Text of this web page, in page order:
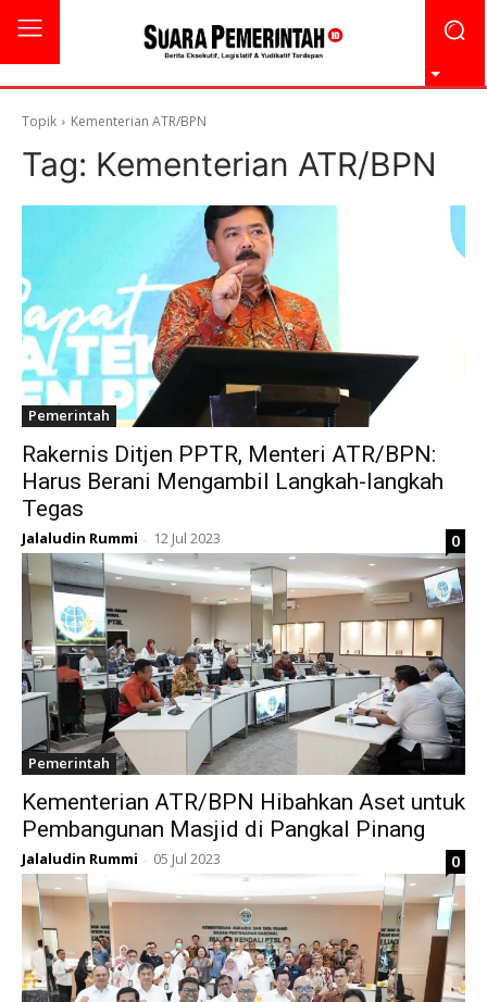
Topik Kementerian ATR/BPN
Tag: Kementerian ATR/BPN
Pemerintah
Rakernis Ditjen PPTR, Menteri ATR/BPN:
Harus Berani Mengambil Langkah-langkah
Tegas
Jalaludin Rummi - 12 Jul 2023 0
Pemerintah
Kementerian ATR/BPN Hibahkan Aset untuk
Pembangunan Masjid di Pangkal Pinang
Jalaludin Rummi - 05 Jul 2023 0